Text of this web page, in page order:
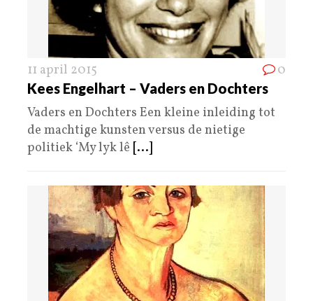
11 april 2015 0
Kees Engelhart – Vaders en Dochters
Vaders en Dochters Een kleine inleiding tot
de machtige kunsten versus de nietige
politiek ‘My lyk lê [...]